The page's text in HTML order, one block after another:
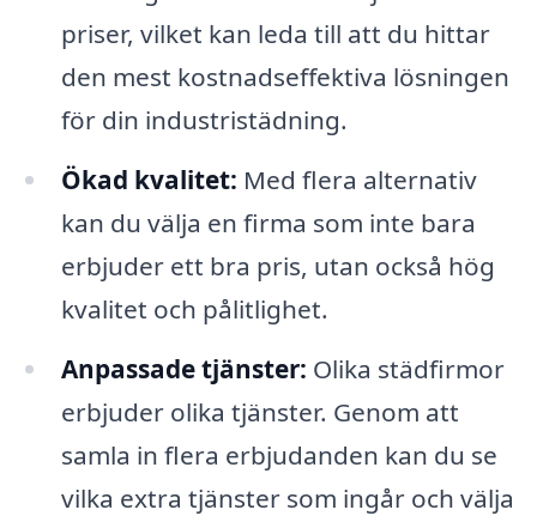
priser, vilket kan leda till att du hittar
den mest kostnadseffektiva lösningen
för din industristädning.
Ökad kvalitet: Med flera alternativ
kan du välja en firma som inte bara
erbjuder ett bra pris, utan också hög
kvalitet och pålitlighet.
Anpassade tjänster: Olika städfirmor
erbjuder olika tjänster. Genom att
samla in flera erbjudanden kan du se
vilka extra tjänster som ingår och välja